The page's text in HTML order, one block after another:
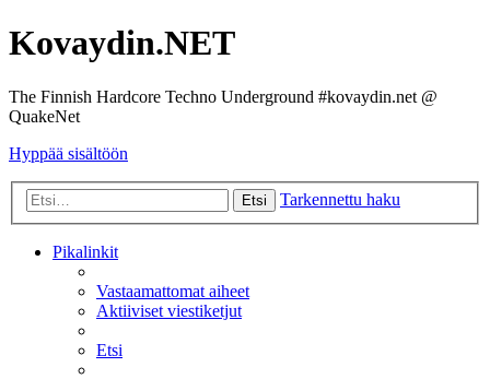
Kovaydin.NET
The Finnish Hardcore Techno Underground #kovaydin.net @
QuakeNet
Hyppää sisältöön
Etsi Tarkennettu haku
Pikalinkit
Vastaamattomat aiheet
Aktiiviset viestiketjut
Etsi